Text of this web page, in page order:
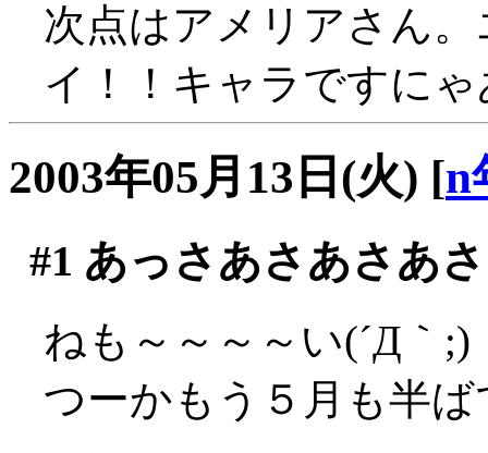
次点はアメリアさん
イ！！キャラですにゃ
2003年05月13日(火) [n
#1 あっさあさあさあ
ねも～～～～い(´Д｀;)
つーかもう５月も半ば